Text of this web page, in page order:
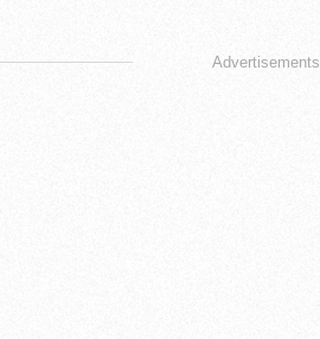
Advertisements